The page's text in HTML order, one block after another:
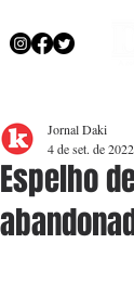
Espelho
Jornal Daki
4 de set. de 2022